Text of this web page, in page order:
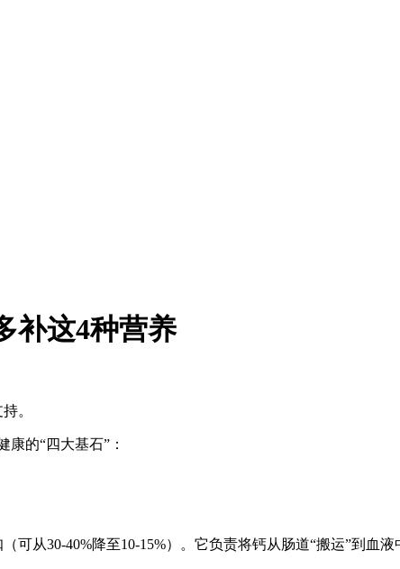
补这4种营养
。
的“四大基石”：
从30-40%降至10-15%）。它负责将钙从肠道“搬运”到血液